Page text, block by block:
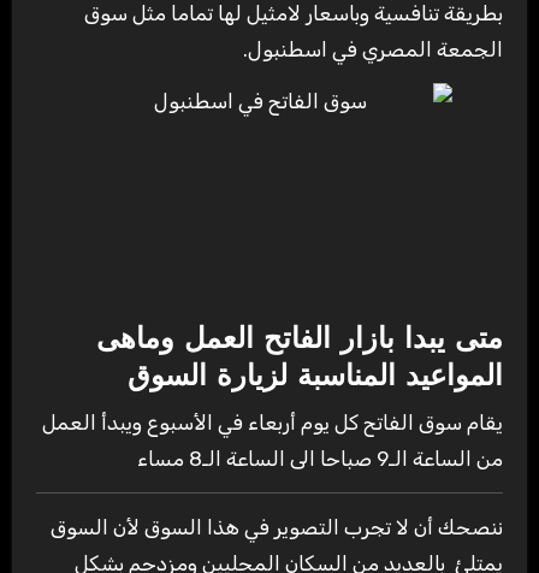
بطريقة تنافسية وباسعار لامثيل لها تماما مثل سوق
الجمعة المصري في اسطنبول.
متى يبدا بازار الفاتح العمل وماهى
المواعيد المناسبة لزيارة السوق
يقام سوق الفاتح كل يوم أربعاء في الأسبوع ويبدأ العمل
من الساعة الـ9 صباحا الى الساعة الـ8 مساء
ننصحك أن لا تجرب التصوير في هذا السوق لأن السوق
يمتلئ بالعديد من السكان المحليين ومزدحم بشكل